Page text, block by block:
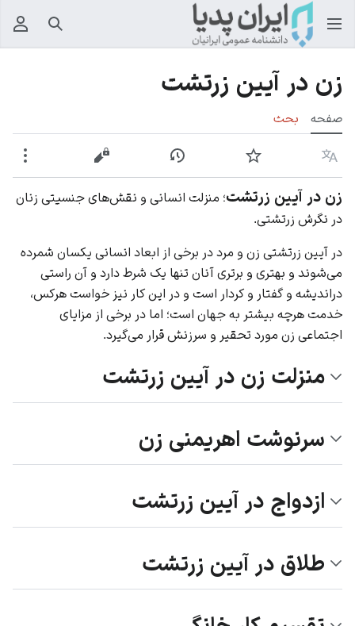
جستجو
زن در آیین زرتشت
صفحه بحث
زبان پیگیری نمایش تاریخچهنمایش مبدأ
زن در آیین زرتشت؛ منزلت انسانی و نقش‌های جنسیتی زنان
در نگرش زرتشتی.
در آیین زرتشتی زن و مرد در برخی از ابعاد انسانی یکسان شمرده
می‌شوند و بهتری و برتری آنان تنها یک شرط دارد و آن راستی
در‌اندیشه و گفتار و کردار است و در این کار نیز خواست هرکس،
خدمت هرچه بیشتر به جهان است؛ اما در برخی از مزایای
اجتماعی زن مورد تحقیر و سرزنش قرار می‌گیرد.
منزلت زن در آیین زرتشت
سرنوشت اهریمنی زن
ازدواج در آیین زرتشت
طلاق در آیین زرتشت